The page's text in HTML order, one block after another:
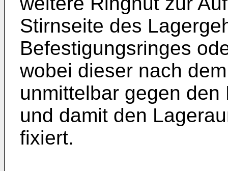
Stirnseite des
Befestigungsringes
wobei dieser nach
unmittelbar gegen
und damit den
fixiert.